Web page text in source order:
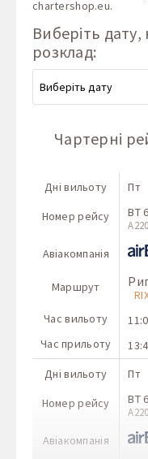
chartershop.eu.
Виберіть дату,
розклад:
Чартерні
Дні вильоту
Номер рейсу
Авіакомпанія
Маршрут
Час вильоту
Час прильоту
Пт
BT
Дні вильоту
Номер рейсу
Авіакомпанія
Пт
BT